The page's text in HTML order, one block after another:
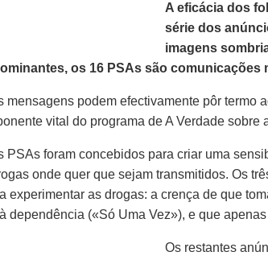
A eficácia dos
série dos
imagens
os 16 PSAs são comunicações
mensagens podem efectivamente pôr termo
vital do programa de A Verdade sobre
PSAs foram concebidos para criar uma
onde quer que sejam transmitidos. Os
experimentar as drogas: a crença de que
dependência («Só Uma Vez»), e que
Os restantes